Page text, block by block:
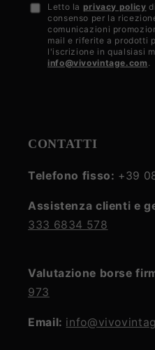
Accetto
privacy
policy
Letto la privacy policy
consenso per la
comunicazioni
mail e riferite a prodotti
l'iscrizione in qualsiasi
info@vivovintage.com .
CONTATTI
Telefono fisso: +39
Assistenza clienti e
333 6834 578
Valutazione borse
973
Email: